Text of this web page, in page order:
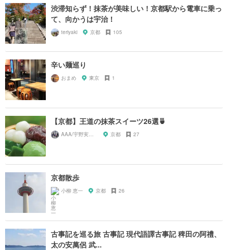
渋滞知らず！抹茶が美味しい！京都駅から電車に乗っ
て、向かうは宇治！
teriyaki 京都 105
辛い麺巡り
おまめ 東京 1
【京都】王道の抹茶スイーツ26選🍵
京都 27
京都散歩
小柳 恵一 京都 26
古事記を巡る旅 古事記 現代語譯古事記 稗田の阿禮、
太の安萬侶 武...